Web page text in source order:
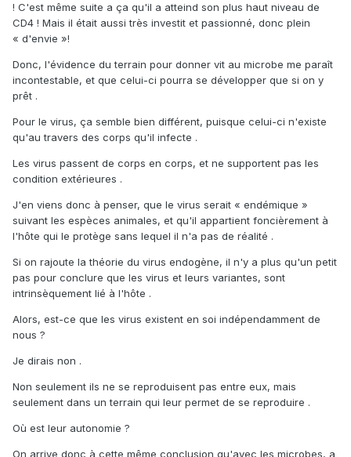
! C'est même suite a ça qu'il a atteind son plus haut niveau de
CD4 ! Mais il était aussi très investit et passionné, donc plein
« d'envie »!
Donc, l'évidence du terrain pour donner vit au microbe me paraît
incontestable, et que celui-ci pourra se développer que si on y
prêt .
Pour le virus, ça semble bien différent, puisque celui-ci n'existe
qu'au travers des corps qu'il infecte .
Les virus passent de corps en corps, et ne supportent pas les
condition extérieures .
J'en viens donc à penser, que le virus serait « endémique »
suivant les espèces animales, et qu'il appartient foncièrement à
l'hôte qui le protège sans lequel il n'a pas de réalité .
Si on rajoute la théorie du virus endogène, il n'y a plus qu'un petit
pas pour conclure que les virus et leurs variantes, sont
intrinsèquement lié à l'hôte .
Alors, est-ce que les virus existent en soi indépendamment de
nous ?
Je dirais non .
Non seulement ils ne se reproduisent pas entre eux, mais
seulement dans un terrain qui leur permet de se reproduire .
Où est leur autonomie ?
On arrive donc à cette même conclusion qu'avec les microbes, a